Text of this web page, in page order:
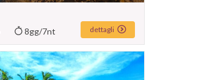
8gg/7nt dettagli